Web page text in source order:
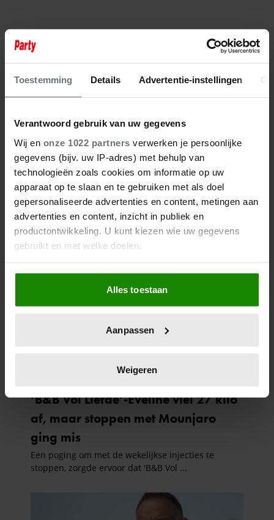
Toestemming Details Advertentie-instellingen
Verantwoord gebruik van uw gegevens
Wij en onze 1022 partners verwerken je persoonlijke
gegevens (bijv. uw IP-adres) met behulp van
technologieën zoals cookies om informatie op uw
apparaat op te slaan en te gebruiken met als doel
gepersonaliseerde advertenties en content, metingen aan
advertenties en content, inzicht in publiek en
productontwikkeling. U kunt kiezen wie uw gegevens
gebruikt en met welke doelen.
Als u het toestaat, willen we ook graag:
Informatie verzamelen over uw geografische
locatie, die tot een paar meter nauwkeurig kan zijn
scannen op specifieke eigenschappen (fingerprinting)
verwerkt en stel uw voorkeuren in het
intrekken in de Cookieverklaring.
We gebruiken cookies om content en advertenties te
personaliseren, om functies voor social media te bieden
en om ons websiteverkeer te analyseren. Ook delen we
informatie over uw gebruik van onze site met onze
partners kunnen deze gegevens combineren met andere
informatie die u aan ze heeft verstrekt of die ze hebben
Alles toestaan
Aanpassen
Weigeren